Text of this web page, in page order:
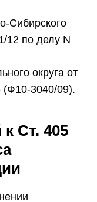
Сибирского
12 по делу N
округа от
(Ф10-3040/09).
Ст. 405